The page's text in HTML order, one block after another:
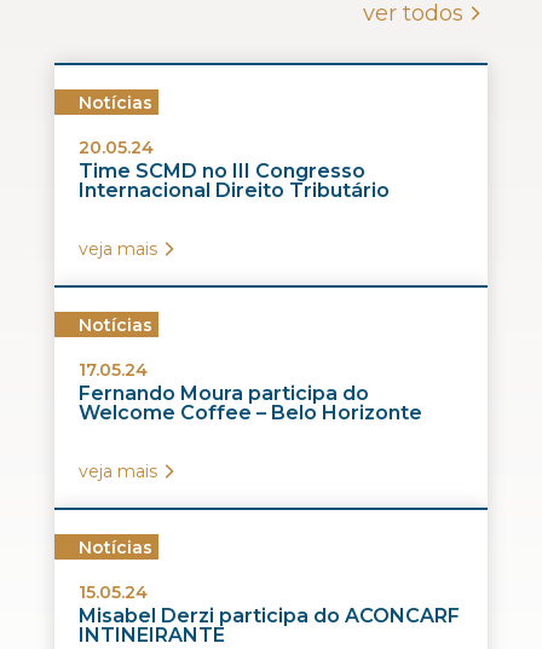
ver todos
Notícias
20.05.24
Time SCMD no III Congresso
Internacional Direito Tributário
veja mais
Notícias
17.05.24
Fernando Moura participa do
Welcome Coffee – Belo Horizonte
veja mais
Notícias
15.05.24
Misabel Derzi participa do ACONCARF
INTINEIRANTE